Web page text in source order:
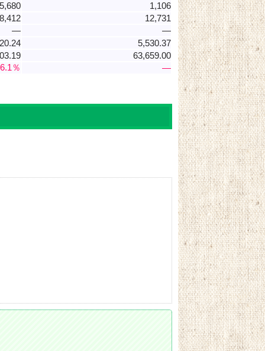
1,106
12,731
―
―
5,530.37
63,659.00
％
―